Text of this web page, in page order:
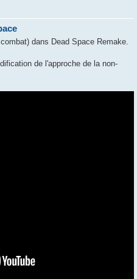
dans Dead Space Remake.
de l'approche de la non-